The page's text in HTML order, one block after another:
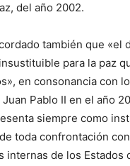
del año 2002.
también que «el
para la paz
en consonancia con
Pablo II en el año
siempre como
toda confrontación
internas de los Estados